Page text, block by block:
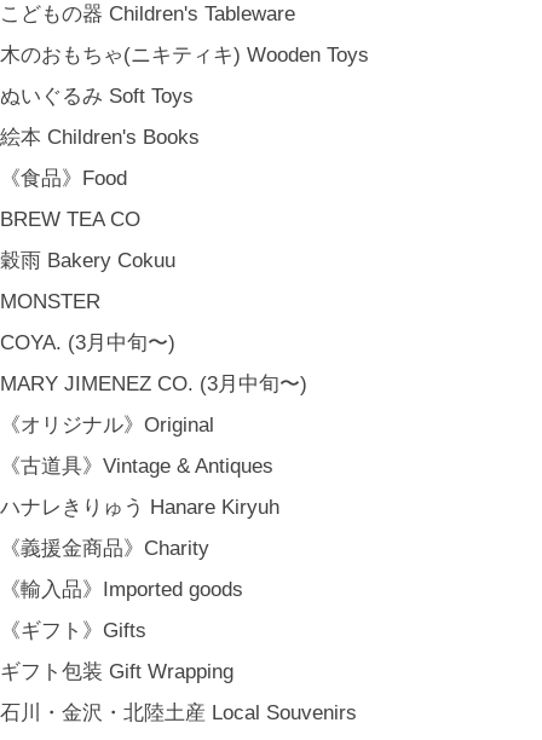
こどもの器 Children's Tableware
木のおもちゃ(ニキティキ) Wooden Toys
ぬいぐるみ Soft Toys
絵本 Children's Books
《食品》Food
BREW TEA CO
穀雨 Bakery Cokuu
MONSTER
COYA. (3月中旬〜)
MARY JIMENEZ CO. (3月中旬〜)
《オリジナル》Original
《古道具》Vintage & Antiques
ハナレきりゅう Hanare Kiryuh
《義援金商品》Charity
《輸入品》Imported goods
《ギフト》Gifts
ギフト包装 Gift Wrapping
石川・金沢・北陸土産 Local Souvenirs
金沢・北陸で生まれたさまざまな作品を中心に、物語を宿し、使う人の